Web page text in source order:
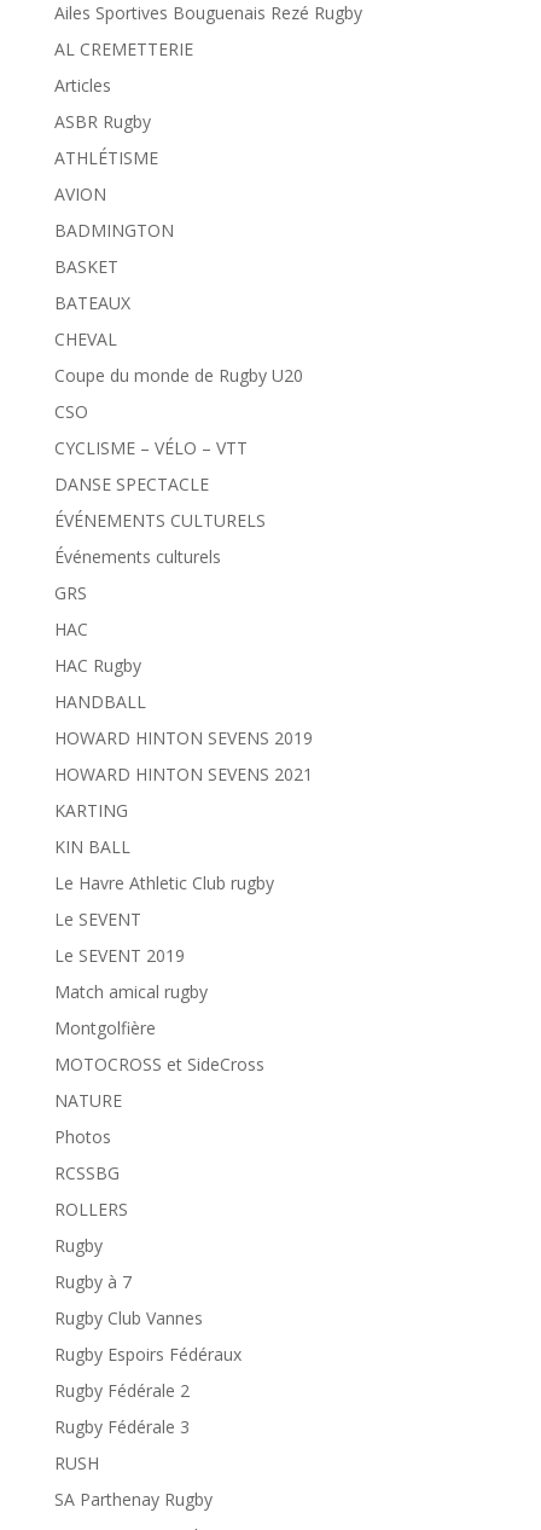
Ailes Sportives Bouguenais Rezé Rugby
AL CREMETTERIE
Articles
ASBR Rugby
ATHLÉTISME
AVION
BADMINGTON
BASKET
BATEAUX
CHEVAL
Coupe du monde de Rugby U20
CSO
CYCLISME – VÉLO – VTT
DANSE SPECTACLE
ÉVÉNEMENTS CULTURELS
Événements culturels
GRS
HAC
HAC Rugby
HANDBALL
HOWARD HINTON SEVENS 2019
HOWARD HINTON SEVENS 2021
KARTING
KIN BALL
Le Havre Athletic Club rugby
Le SEVENT
Le SEVENT 2019
Match amical rugby
Montgolfière
MOTOCROSS et SideCross
NATURE
Photos
RCSSBG
ROLLERS
Rugby
Rugby à 7
Rugby Club Vannes
Rugby Espoirs Fédéraux
Rugby Fédérale 2
Rugby Fédérale 3
RUSH
SA Parthenay Rugby